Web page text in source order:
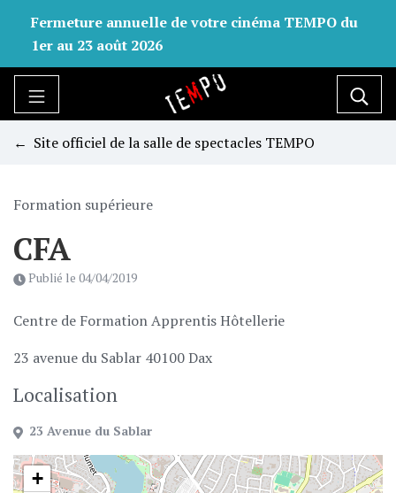
Fermeture annuelle de votre cinéma TEMPO du
1er au 23 août 2026
Aller
contenu
Site officiel de la salle
Site officiel de la salle de spectacles TEMPO
Formation supérieure
CFA
Publié le 04/04/2019
Centre de Formation Apprentis Hôtellerie
23 avenue du Sablar 40100 Dax
Localisation
23 Avenue du Sablar
+